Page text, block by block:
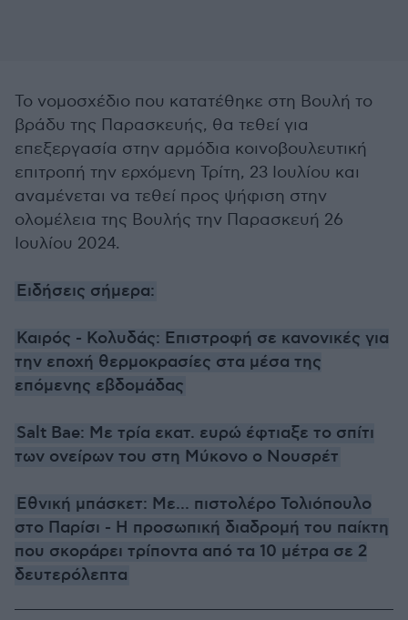
Το νομοσχέδιο που κατατέθηκε στη Βουλή το
βράδυ της Παρασκευής, θα τεθεί για
επεξεργασία στην αρμόδια κοινοβουλευτική
επιτροπή την ερχόμενη Τρίτη, 23 Ιουλίου και
αναμένεται να τεθεί προς ψήφιση στην
ολομέλεια της Βουλής την Παρασκευή 26
Ιουλίου 2024.
Ειδήσεις σήμερα:
Καιρός - Κολυδάς: Επιστροφή σε κανονικές για
την εποχή θερμοκρασίες στα μέσα της
επόμενης εβδομάδας
Salt Bae: Με τρία εκατ. ευρώ έφτιαξε το σπίτι
των ονείρων του στη Μύκονο ο Νουσρέτ
Εθνική μπάσκετ: Με... πιστολέρο Τολιόπουλο
στο Παρίσι - Η προσωπική διαδρομή του παίκτη
που σκοράρει τρίποντα από τα 10 μέτρα σε 2
δευτερόλεπτα